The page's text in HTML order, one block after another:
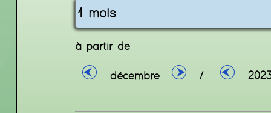
à partir de
décembre /